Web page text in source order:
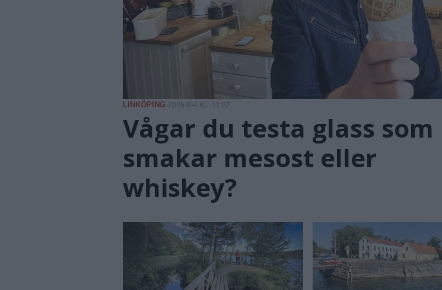
LINKÖPING 2026-8-4 KL. 17:27
Vågar du testa glass som
smakar mesost eller
whiskey?